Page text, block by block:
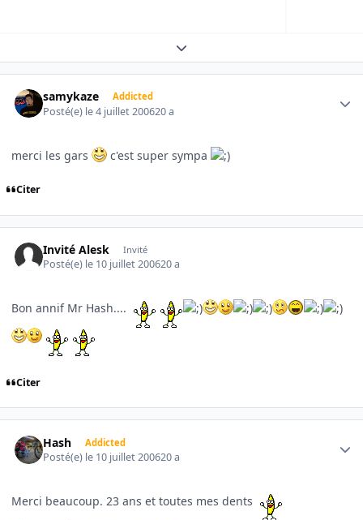
Expand topic overview
samykaze Addicted
Posté(e) le 4 juillet 200620 a
merci les gars c'est super sympa
Citer
Invité Alesk Invité
Posté(e) le 10 juillet 200620 a
Bon annif Mr Hash....
Citer
Hash Addicted
Posté(e) le 10 juillet 200620 a
Merci beaucoup. 23 ans et toutes mes dents